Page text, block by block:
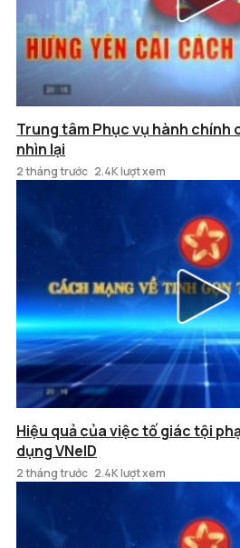
Trung tâm Phục vụ hành chính
nhìn lại
2 tháng trước 2.4K lượt xem
Hiệu quả của việc tố giác tội
dụng VNeID
2 tháng trước 2.4K lượt xem